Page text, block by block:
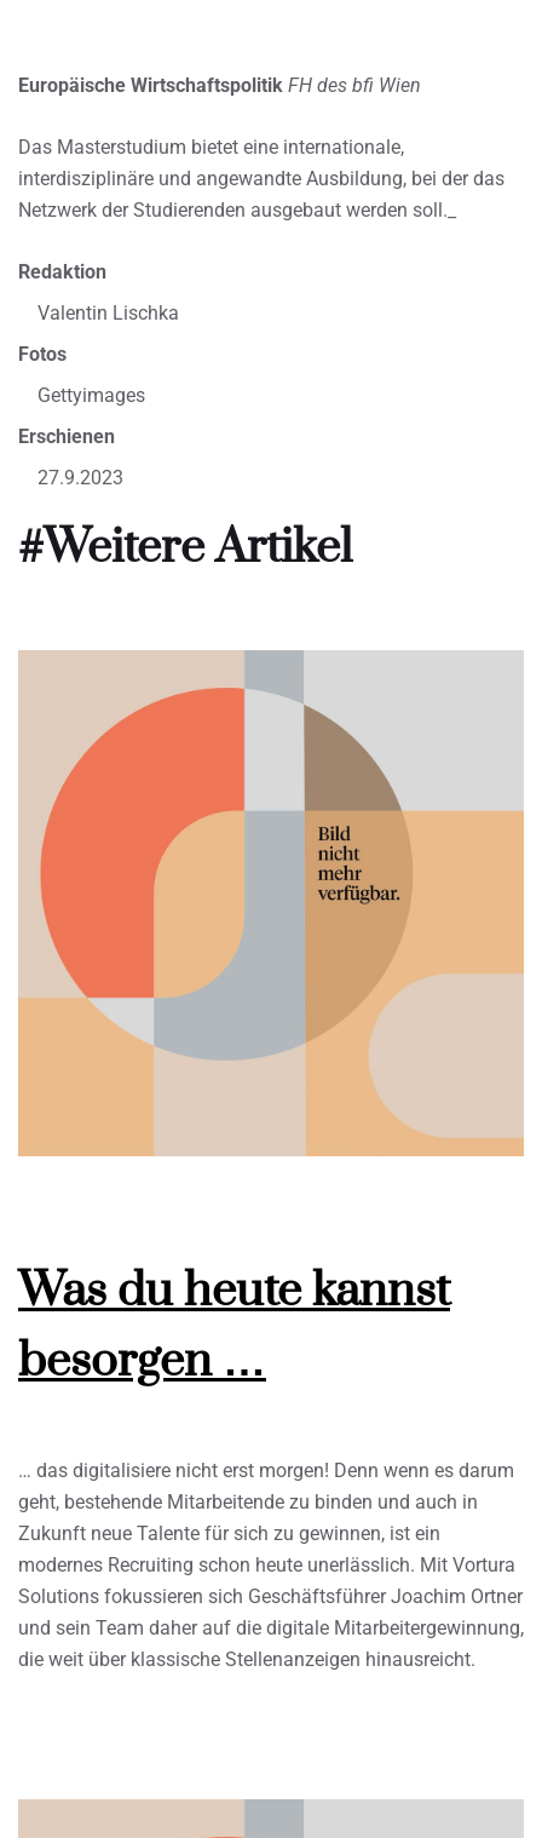
Europäische Wirtschaftspolitik FH des bfi Wien
Das Masterstudium bietet eine internationale,
interdisziplinäre und angewandte Ausbildung, bei der das
Netzwerk der Studierenden ausgebaut werden soll._
Redaktion
Valentin Lischka
Fotos
Gettyimages
Erschienen
27.9.2023
#Weitere Artikel
Was du heute kannst
besorgen …
… das digitalisiere nicht erst morgen! Denn wenn es darum
geht, bestehende Mitarbeitende zu binden und auch in
Zukunft neue Talente für sich zu gewinnen, ist ein
modernes Recruiting schon heute unerlässlich. Mit Vortura
Solutions fokussieren sich Geschäftsführer Joachim Ortner
und sein Team daher auf die digitale Mitarbeitergewinnung,
die weit über klassische Stellenanzeigen hinausreicht.